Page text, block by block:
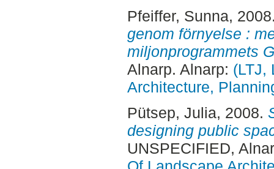
Pfeiffer, Sunna,
genom förnyelse :
miljonprogrammets
Alnarp. Alnarp: (LTJ,
Architecture,
Pütsep, Julia, 2008.
designing public
UNSPECIFIED,